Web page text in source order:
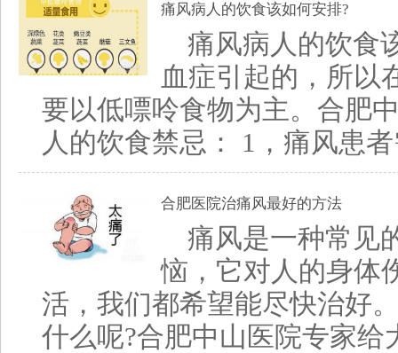
痛风病人的饮食该如何安排?
痛风病人的饮食
血症引起的，所以
要以低嘌呤食物为主。合肥
人的饮食禁忌： 1，痛风患
合肥医院治痛风最好的方法
痛风是一种常见
恼，它对人的身体
活，我们都希望能尽快治好
什么呢?合肥中山医院专家给